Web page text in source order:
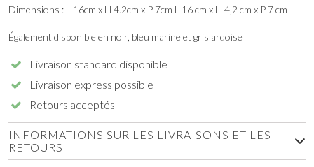
Dimensions : L 16cm x H 4.2cm x P 7cm L 16 cm x H 4,2 cm x P 7 cm
Également disponible en noir, bleu marine et gris ardoise
Livraison standard disponible
Livraison express possible
Retours acceptés
INFORMATIONS SUR LES LIVRAISONS ET LES
RETOURS